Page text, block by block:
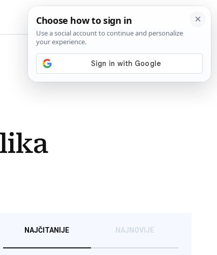
NAJČITANIJE NAJNOVIJE